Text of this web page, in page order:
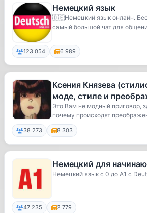
Немецкий язык
🇩🇪Немецкий язык онлайн.
самый большой чат для
123 054 6 989
Ксения Князева
моде, стиле и
юмором.
Это Вам не модный приговор,
почему происходят
38 273 8 303
Немецкий для
Немецкий язык с 0 до A1 с
47 235 2 779